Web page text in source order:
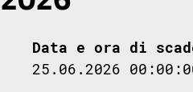
Data e ora di
25.06.2026